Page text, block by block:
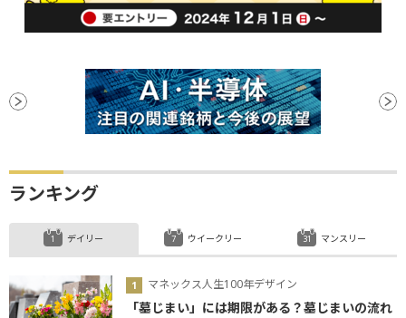
ランキング
デイリー
マネックス人生100年デザイン
「墓じまい」には期限がある？墓じまいの流れ
ウイークリー マンスリー